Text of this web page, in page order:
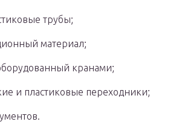
трубы;
материал;
кранами;
и пластиковые переходники;